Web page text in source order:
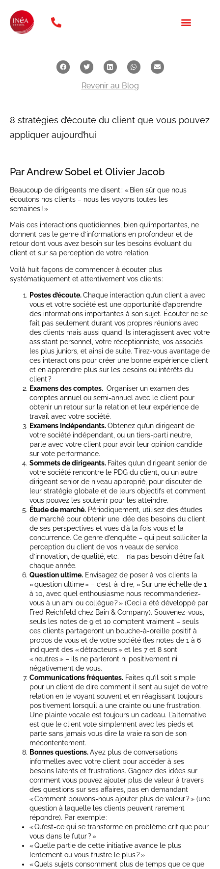
Revenir au Blog
8 stratégies d’écoute du client que vous pouvez
appliquer aujourd’hui
Par Andrew Sobel et Olivier Jacob
Beaucoup de dirigeants me disent : « Bien sûr que nous
écoutons nos clients – nous les voyons toutes les
semaines ! »
Mais ces interactions quotidiennes, bien qu’importantes, ne
donnent pas le genre d’informations en profondeur et de
retour dont vous avez besoin sur les besoins évoluant du
client et sur sa perception de votre relation.
Voilà huit façons de commencer à écouter plus
systématiquement et attentivement vos clients :
Postes d’écoute.Chaque interaction qu’un client a avec
vous et votre société est une opportunité d’apprendre
des informations importantes à son sujet. Écouter ne se
fait pas seulement durant vos propres réunions avec
des clients mais aussi quand ils interagissent avec votre
assistant personnel, votre réceptionniste, vos associés
les plus juniors, et ainsi de suite. Tirez-vous avantage de
ces interactions pour créer une bonne expérience client
et en apprendre plus sur les besoins ou intérêts du
client ?
Examens des comptes. Organiser un examen des
comptes annuel ou semi-annuel avec le client pour
obtenir un retour sur la relation et leur expérience de
travail avec votre société.
Examens indépendants.Obtenez qu’un dirigeant de
votre société indépendant, ou un tiers-parti neutre,
parle avec votre client pour avoir leur opinion candide
sur vote performance.
Sommets de dirigeants. Faites qu’un dirigeant senior de
votre société rencontre le PDG du client, ou un autre
dirigeant senior de niveau approprié, pour discuter de
leur stratégie globale et de leurs objectifs et comment
vous pouvez les soutenir pour les atteindre.
Étude de marché. Périodiquement, utilisez des études
de marché pour obtenir une idée des besoins du client,
de ses perspectives et vues d’à la fois vous et la
concurrence. Ce genre d’enquête – qui peut solliciter la
perception du client de vos niveaux de service,
d’innovation, de qualité, etc. – n’a pas besoin d’être fait
chaque année.
Question ultime. Envisagez de poser à vos clients la
« question ultime » – c’est-à-dire, « Sur une échelle de 1
à 10, avec quel enthousiasme nous recommanderiez-
vous à un ami ou collègue ? » (Ceci a été développé par
Fred Reichfeld chez Bain & Company). Souvenez-vous,
seuls les notes de 9 et 10 comptent vraiment – seuls
ces clients partageront un bouche-à-oreille positif à
propos de vous et de votre société (les notes de 1 à 6
indiquent des « détracteurs » et les 7 et 8 sont
« neutres » – ils ne parleront ni positivement ni
négativement de vous.
Communications fréquentes. Faites qu’il soit simple
pour un client de dire comment il sent au sujet de votre
relation en le voyant souvent et en réagissant toujours
positivement lorsqu’il a une crainte ou une frustration.
Une plainte vocale est toujours un cadeau. L’alternative
est que le client vote simplement avec les pieds et
parte sans jamais vous dire la vraie raison de son
mécontentement.
Bonnes questions.Ayez plus de conversations
informelles avec votre client pour accéder à ses
besoins latents et frustrations. Gagnez des idées sur
comment vous pouvez ajouter plus de valeur à travers
des questions sur ses affaires, pas en demandant
« Comment pouvons-nous ajouter plus de valeur ? » (une
question à laquelle les clients peuvent rarement
répondre). Par exemple :
« Qu’est-ce qui se transforme en problème critique pour
vous dans le futur ? »
« Quelle partie de cette initiative avance le plus
lentement ou vous frustre le plus ? »
« Quels sujets consomment plus de temps que ce que